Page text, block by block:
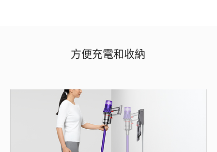
方便充電和收納